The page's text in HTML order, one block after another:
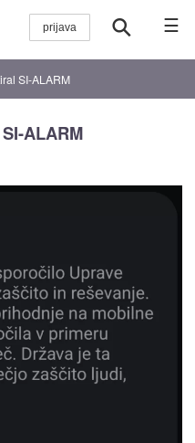
☰
SI-ALARM
ALARM